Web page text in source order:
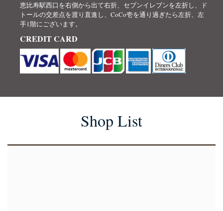
恵比寿駅西口を右側から出て右折、セブンイレブンを左折し、ド
トールの交差点を渡り直進し、CoCo壱を通り過ぎたら左折、左
手1階にございます。
CREDIT CARD
Shop List